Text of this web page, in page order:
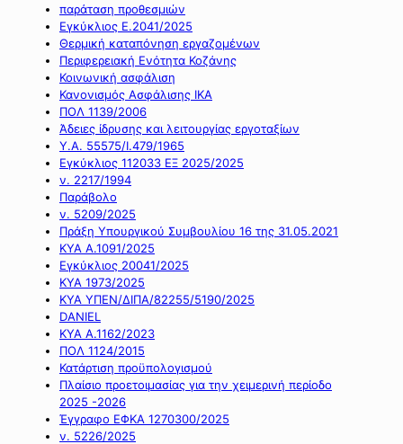
παράταση προθεσμιών
Εγκύκλιος Ε.2041/2025
Θερμική καταπόνηση εργαζομένων
Περιφερειακή Ενότητα Κοζάνης
Κοινωνική ασφάλιση
Κανονισμός Ασφάλισης ΙΚΑ
ΠΟΛ 1139/2006
Άδειες ίδρυσης και λειτουργίας εργοταξίων
Υ.Α. 55575/Ι.479/1965
Εγκύκλιος 112033 ΕΞ 2025/2025
ν. 2217/1994
Παράβολο
ν. 5209/2025
Πράξη Υπουργικού Συμβουλίου 16 της 31.05.2021
ΚΥΑ Α.1091/2025
Εγκύκλιος 20041/2025
ΚΥΑ 1973/2025
ΚΥΑ ΥΠΕΝ/ΔΙΠΑ/82255/5190/2025
DANIEL
ΚΥΑ Α.1162/2023
ΠΟΛ 1124/2015
Κατάρτιση προϋπολογισμού
Πλαίσιο προετοιμασίας για την χειμερινή περίοδο
2025 -2026
Έγγραφο ΕΦΚΑ 1270300/2025
ν. 5226/2025